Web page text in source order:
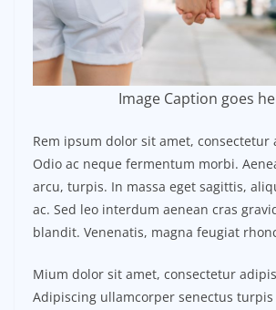
Image Caption goes
Rem ipsum dolor sit amet, consectetur
Odio ac neque fermentum morbi.
arcu, turpis. In massa eget sagittis,
ac. Sed leo interdum aenean cras
blandit. Venenatis, magna feugiat
Mium dolor sit amet, consectetur
Adipiscing ullamcorper senectus